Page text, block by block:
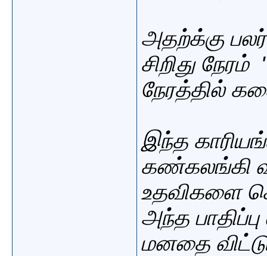
அதற்க்கு பலர்
சிறிது
நேரத்தில்
இந்த
கண்கலங்கி
உதவிகளை
அந்த
மனதை